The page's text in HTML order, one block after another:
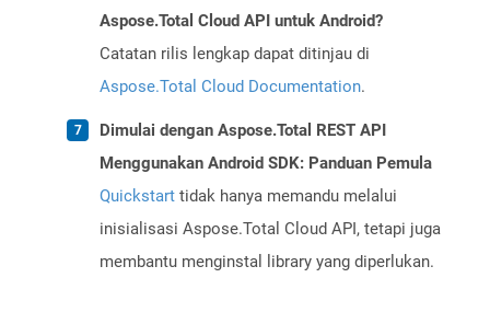
Aspose.Total Cloud API untuk Android?
Catatan rilis lengkap dapat ditinjau di
Aspose.Total Cloud Documentation.
Dimulai dengan Aspose.Total REST API
Menggunakan Android SDK: Panduan Pemula
Quickstart tidak hanya memandu melalui
inisialisasi Aspose.Total Cloud API, tetapi juga
membantu menginstal library yang diperlukan.